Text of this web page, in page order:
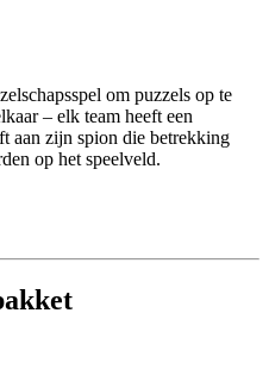
om puzzels op te
– elk team heeft een
aan zijn spion die betrekking
op het speelveld.